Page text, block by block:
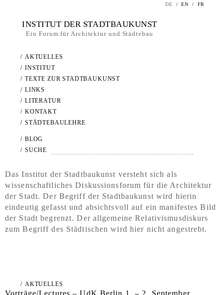
DE / EN / FR
INSTITUT DER STADTBAUKUNST
Ein Forum für Architektur und Städtebau
/ AKTUELLES
/ INSTITUT
/ TEXTE ZUR STADTBAUKUNST
/ LINKS
/ LITERATUR
/ KONTAKT
/ STÄDTEBAULEHRE
/ BLOG
/ SUCHE
Das Institut der Stadtbaukunst versteht sich als
wissenschaftliches Diskussionsforum für die Architektur
der Stadt. Der Begriff der Stadtbaukunst wird hierin
eindeutig gefasst und absichtsvoll auf ein manifestes Bild
der Stadt begrenzt. Der allgemeine Relativismusdiskurs
zum Begriff des Städtischen wird hier nicht angestrebt.
/ AKTUELLES
Vorträge/Lectures – UdK Berlin 1. – 2. September